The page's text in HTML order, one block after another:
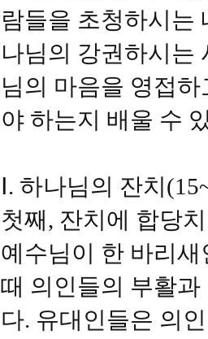
람들을 초청하시는
나님의 강권하시는
님의 마음을 영접
야 하는지 배울 수
Ⅰ. 하나님의 잔치
첫째, 잔치에 합당
예수님이 한 바리
때 의인들의 부활
다. 유대인들은 의